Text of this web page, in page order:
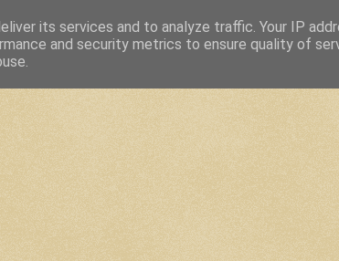
its services and to analyze traffic. Your IP
and security metrics to ensure quality of